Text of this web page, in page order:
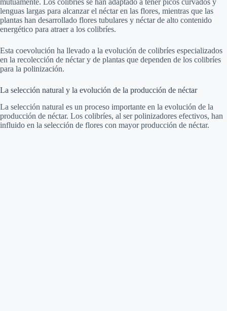
mutuamente. Los colibríes se han adaptado a tener picos curvados y
lenguas largas para alcanzar el néctar en las flores, mientras que las
plantas han desarrollado flores tubulares y néctar de alto contenido
energético para atraer a los colibríes.
Esta coevolución ha llevado a la evolución de colibríes especializados
en la recolección de néctar y de plantas que dependen de los colibríes
para la polinización.
La selección natural y la evolución de la producción de néctar
La selección natural es un proceso importante en la evolución de la
producción de néctar. Los colibríes, al ser polinizadores efectivos, han
influido en la selección de flores con mayor producción de néctar.